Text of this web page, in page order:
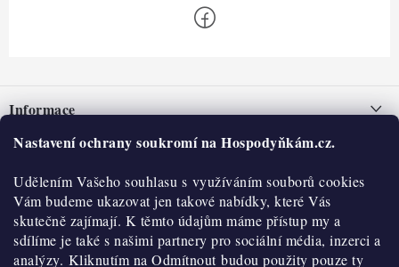
Nastavení ochrany soukromí na Hospodyňkám.cz.
Udělením Vašeho souhlasu s využíváním souborů cookies
Vám budeme ukazovat jen takové nabídky, které Vás
skutečně zajímají. K těmto údajům máme přístup my a
sdílíme je také s našimi partnery pro sociální média, inzerci a
analýzy. Kliknutím na Odmítnout budou použity pouze ty
pInformace
Nepřevzetí zásilky na dobírku
Obchodní podmínky
Hodnocení obchodu
Blog
O nás
Historie
Kontakty
O nákupu
Reklamace a vratky